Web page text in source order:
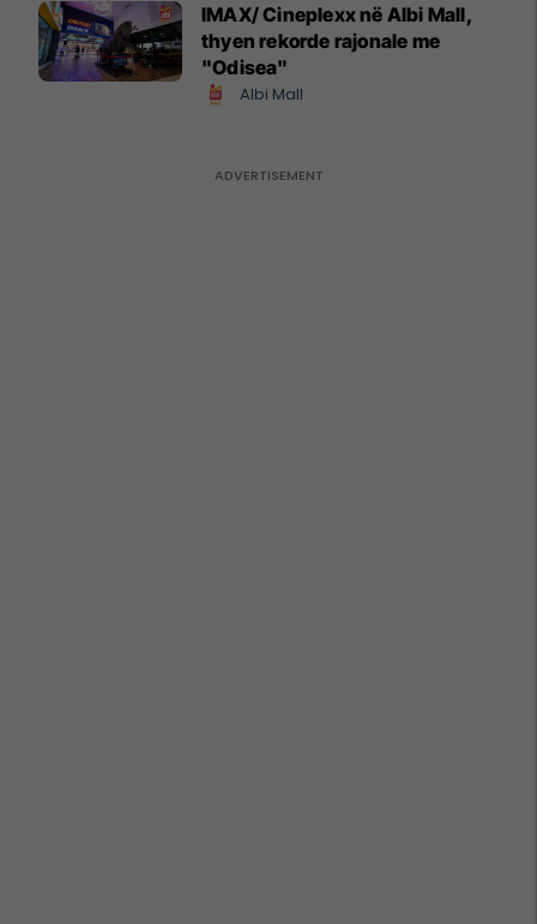
IMAX/ Cineplexx në Albi Mall,
thyen rekorde rajonale me
"Odisea"
Albi Mall